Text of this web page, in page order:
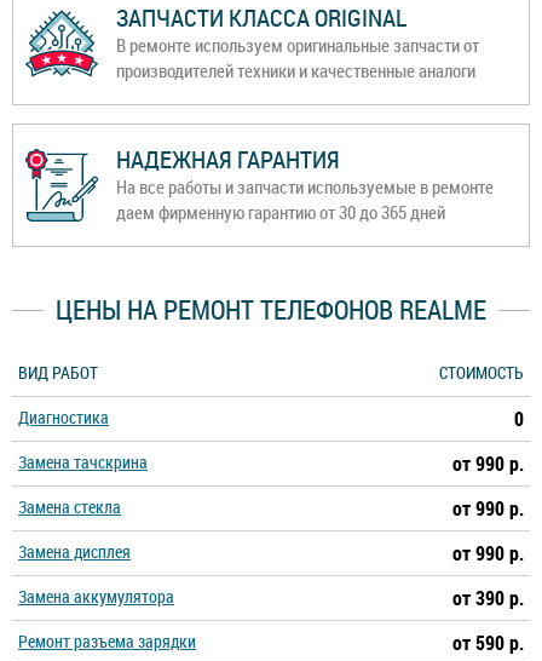
ЗАПЧАСТИ КЛАССА ORIGINAL
В ремонте используем оригинальные запчасти от
производителей техники и качественные аналоги
НАДЕЖНАЯ ГАРАНТИЯ
На все работы и запчасти используемые в ремонте
даем фирменную гарантию от 30 до 365 дней
ЦЕНЫ НА РЕМОНТ ТЕЛЕФОНОВ REALME
ВИД РАБОТ
СТОИМОСТЬ
Диагностика
0
Замена тачскрина от 990 р.
Замена стекла от 990 р.
Замена дисплея от 990 р.
Замена аккумулятора от 390 р.
Ремонт разъема зарядки от 590 р.